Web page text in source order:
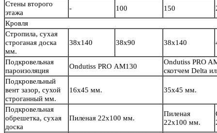
Стены второго
этажа
- 100 150
Кровля
Стропила, сухая
строганая доска
мм.
38х140 38х90 38х140
Подкровельная
пароизоляция
Ondutiss PRO АМ130
Ondutiss PRO
скотчем Delta
Подкровельный
вент зазор, сухой
строганный мм.
16х45 мм. 35х45 мм.
Подкровельная
обрешетка, сухая
доска
Пиленая 22х100 мм.
Пиленая
22х100 мм.